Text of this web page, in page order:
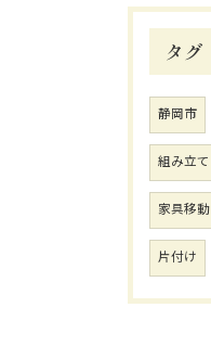
タグ
静岡市
組み立て
家具移動
片付け